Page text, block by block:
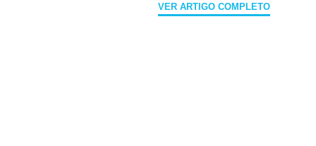
VER ARTIGO COMPLETO